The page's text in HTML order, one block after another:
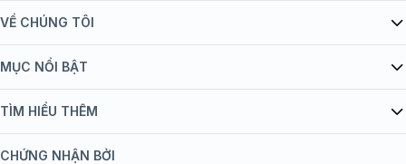
VỀ CHÚNG TÔI
Giới thiệu Tiêm Chủng FPT Long Châu
bán hàng
Chính sách nội dung
MỤC NỔI BẬT
Danh mục vắc xin
TÌM HIỂU THÊM
Khuyến mãi
CHỨNG NHẬN BỞI